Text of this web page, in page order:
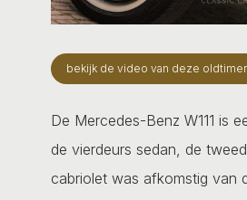
bekijk de video van deze oldtimer
De Mercedes-Benz W111 is
de vierdeurs sedan, de
cabriolet was afkomstig van